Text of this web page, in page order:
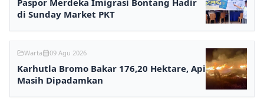
Paspor Merdeka Imigrasi Bontang Hadir
di Sunday Market PKT
Warta 09 Agu 2026
Karhutla Bromo Bakar 176,20 Hektare, Api
Masih Dipadamkan